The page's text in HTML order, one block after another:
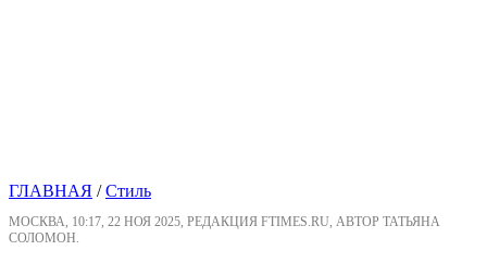
ГЛАВНАЯ /Стиль
МОСКВА, 10:17, 22 НОЯ 2025, РЕДАКЦИЯ FTIMES.RU, АВТОР ТАТЬЯНА
СОЛОМОН.